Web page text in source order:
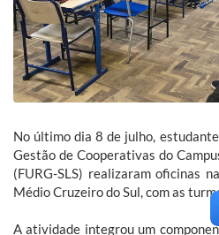
No último dia 8 de julho,
Gestão de Cooperativas do
(FURG-SLS) realizaram oficinas
Médio Cruzeiro do Sul, com as
A atividade integrou um